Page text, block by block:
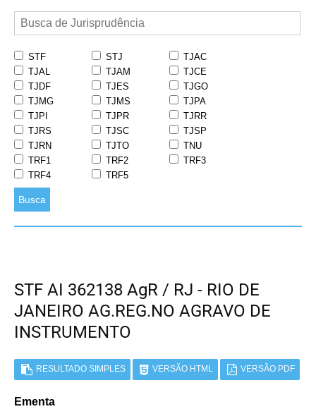
STF STJ
TJAC
TJAL
TJAM
TJCE
TJDF
TJES
TJGO
TJMG
TJMS
TJPA
TJPI
TJPR
TJRR
TJRS
TJSC
TJSP
TJRN
TJTO
TNU
TRF1
TRF2
TRF3
TRF4
TRF5
Busca
STF AI 362138 AgR / RJ - RIO DE
JANEIRO AG.REG.NO AGRAVO DE
INSTRUMENTO
RESULTADO SIMPLES VERSÃO HTML VERSÃO PDF
Ementa